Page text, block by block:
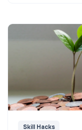
Skill Hacks